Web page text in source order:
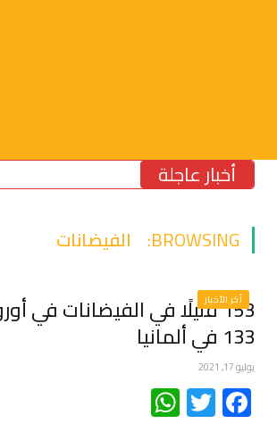
أخبار عاجلة
BROWSING: الفيضانات
أخر الأخبار153 قتيلًا في الفيضانات في
133 في ألمانيا
يوليو 17, 2021
Facebook
Twitter